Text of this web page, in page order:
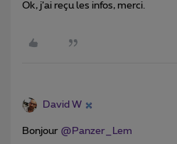
Ok, j’ai reçu les infos, merci.
David W
Bonjour @Panzer_Lem